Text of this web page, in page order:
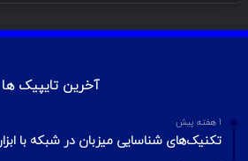
آخرین تایپیک ها
1 هفته پیش
تکنیک‌های شناسایی میزبان در شبکه با ابزار Nmap